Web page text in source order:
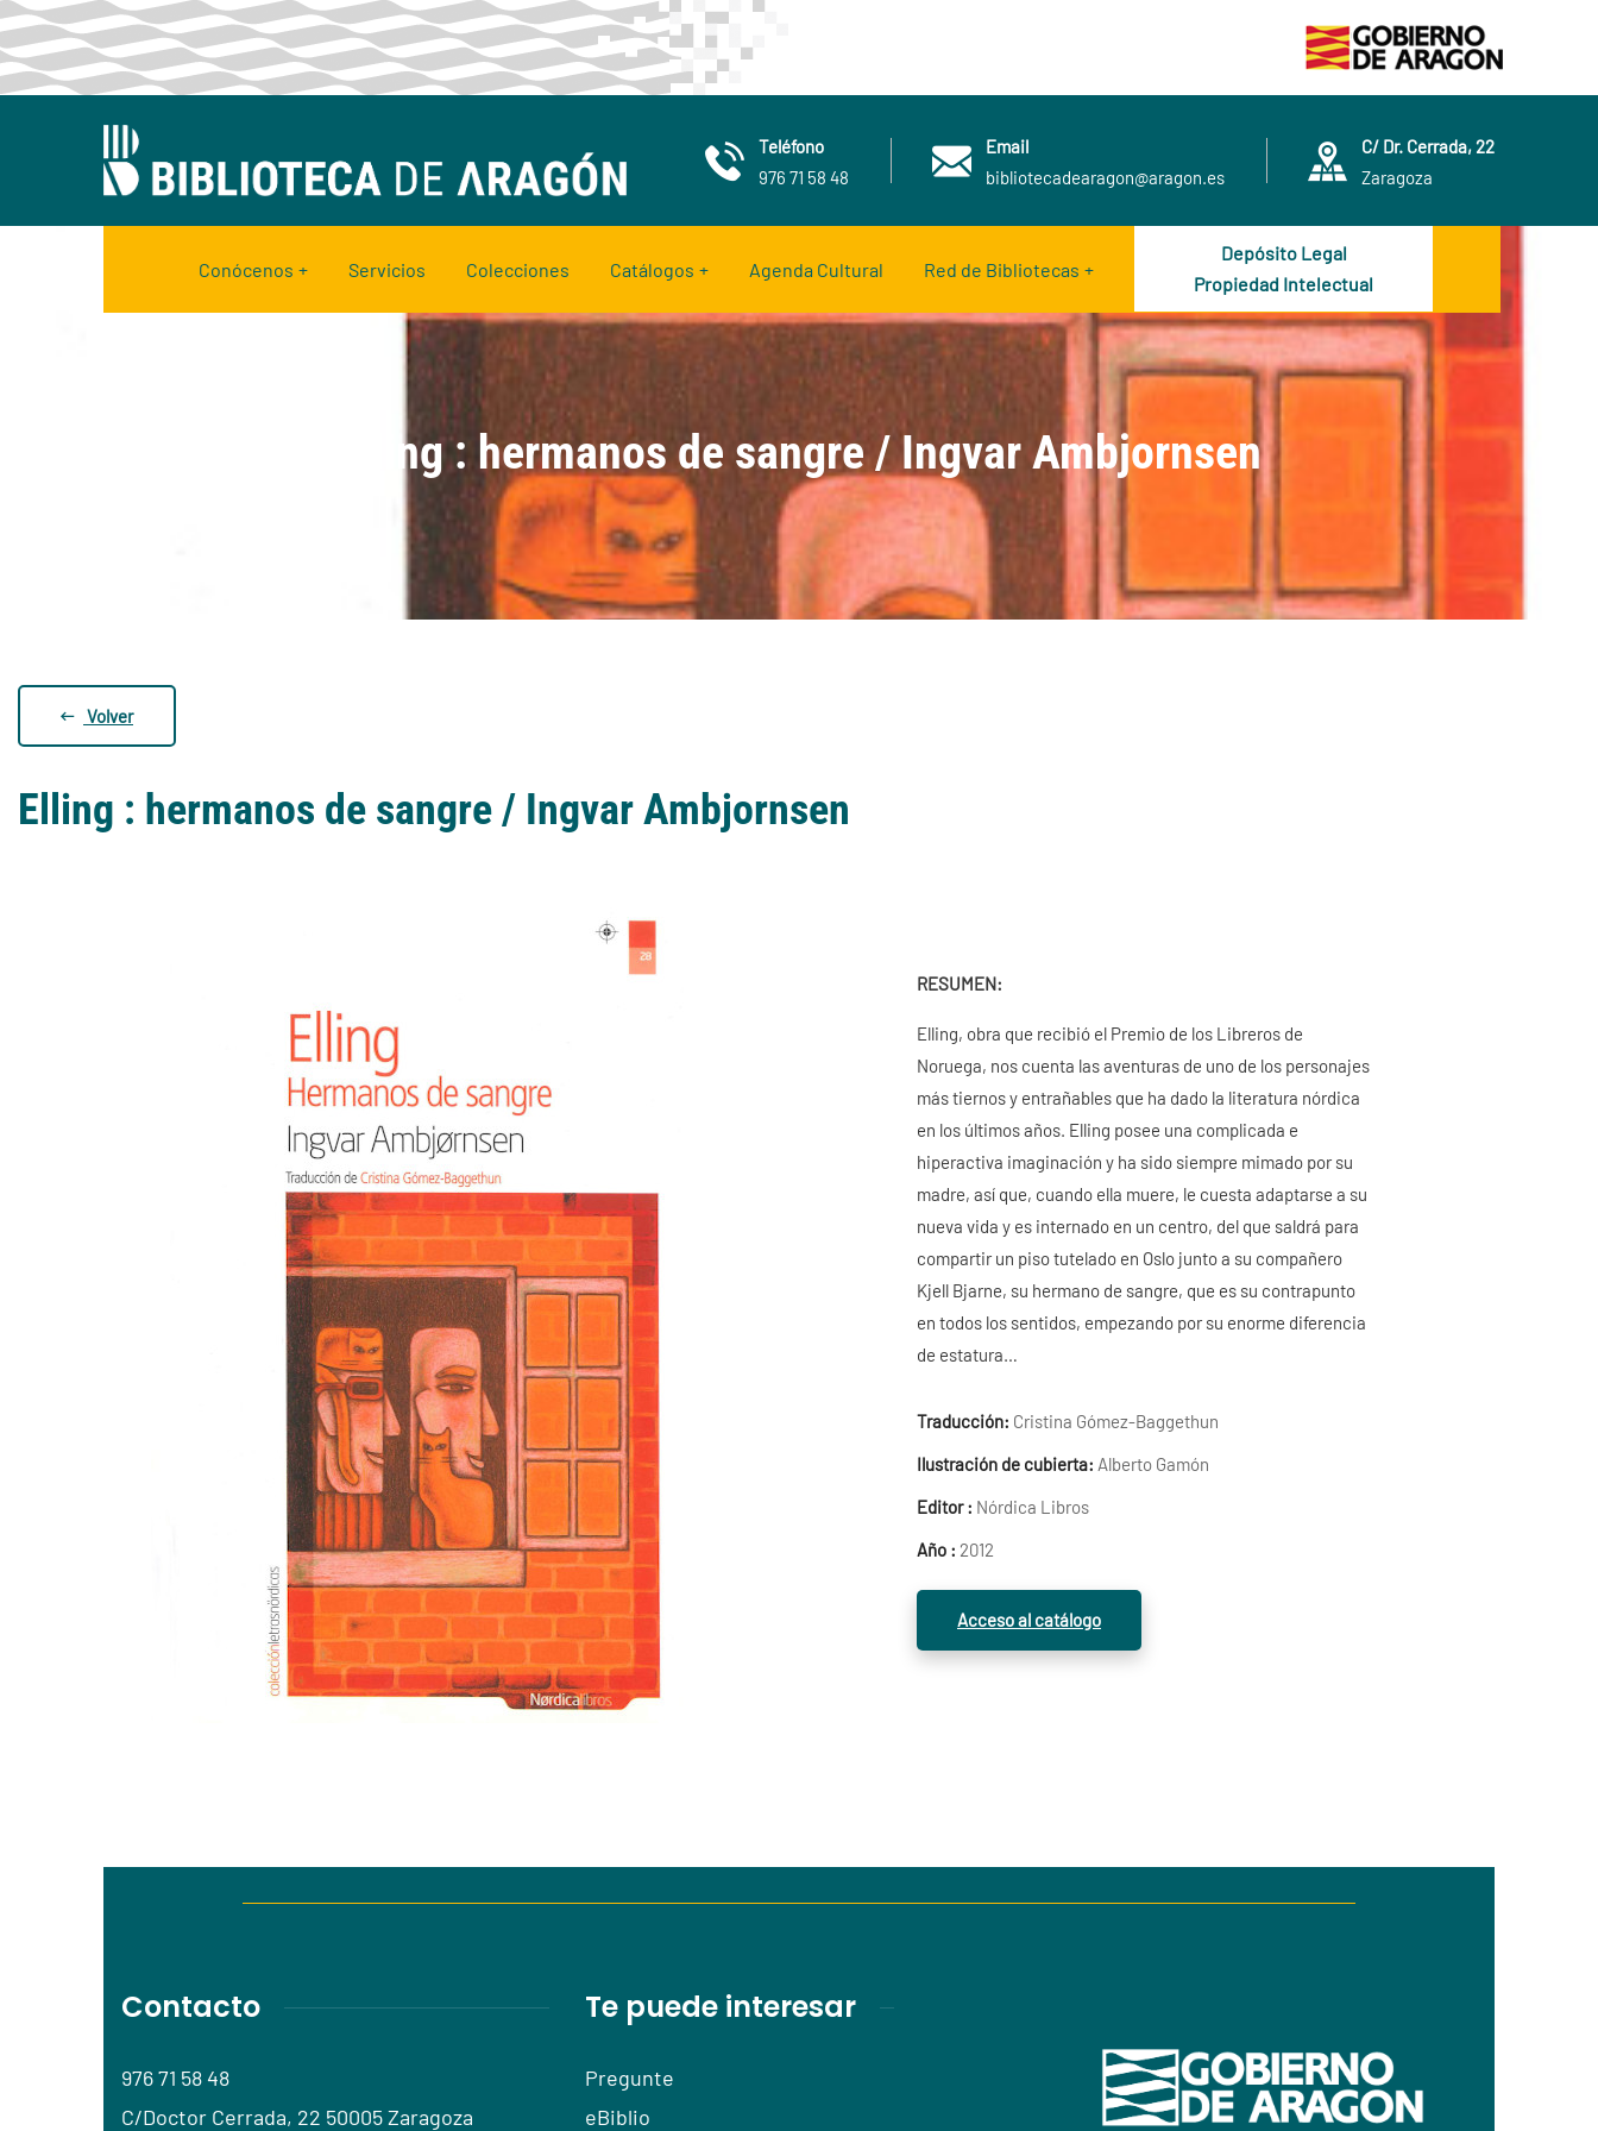
Teléfono
976 71 58 48
Email
bibliotecadearagon@aragon.es
C/ Dr. Cerrada, 22
Zaragoza
Conócenos Servicios Colecciones Catálogos Agenda Cultural Red de Bibliotecas
Depósito Legal
Propiedad Intelectual
Elling : hermanos de sangre / Ingvar Ambjornsen
Volver
Elling : hermanos de sangre / Ingvar Ambjornsen
RESUMEN:
Elling, obra que recibió el Premio de los Libreros de
Noruega, nos cuenta las aventuras de uno de los personajes
más tiernos y entrañables que ha dado la literatura nórdica
en los últimos años. Elling posee una complicada e
hiperactiva imaginación y ha sido siempre mimado por su
madre, así que, cuando ella muere, le cuesta adaptarse a su
nueva vida y es internado en un centro, del que saldrá para
compartir un piso tutelado en Oslo junto a su compañero
Kjell Bjarne, su hermano de sangre, que es su contrapunto
en todos los sentidos, empezando por su enorme diferencia
de estatura…
Traducción: Cristina Gómez-Baggethun
Ilustración de cubierta: Alberto Gamón
Editor : Nórdica Libros
Año : 2012
Acceso al catálogo
Contacto
976 71 58 48
C/Doctor Cerrada, 22 50005 Zaragoza
Te puede interesar
Pregunte
eBiblio